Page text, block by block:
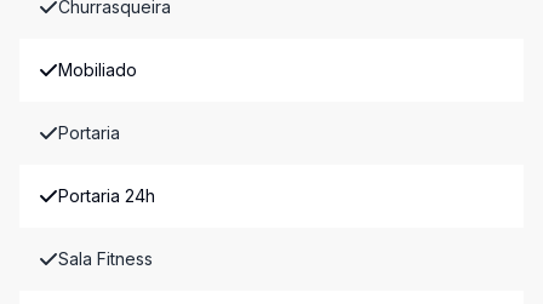
Churrasqueira
Mobiliado
Portaria
Portaria 24h
Sala Fitness